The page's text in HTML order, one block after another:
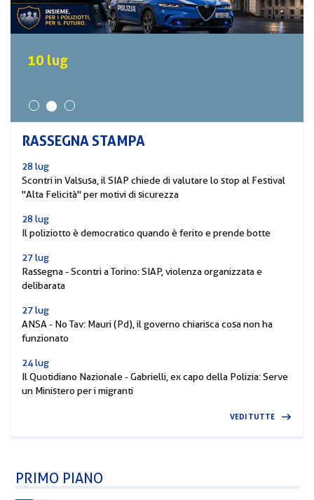
PREVIDENZA
CONVENZIONI
DIRIGENZIALE
COMUNICATI
CIRCOLARI
CORSI
MOBILITÀ
10 lug
RASSEGNA STAMPA
28 lug
Scontri in Valsusa, il SIAP chiede di valutare lo stop al Festival
"Alta Felicità" per motivi di sicurezza
28 lug
Il poliziotto è democratico quando è ferito e prende botte
27 lug
Rassegna - Scontri a Torino: SIAP, violenza organizzata e
delibarata
27 lug
ANSA - No Tav: Mauri (Pd), il governo chiarisca cosa non ha
funzionato
24 lug
Il Quotidiano Nazionale - Gabrielli, ex capo della Polizia: Serve
un Ministero per i migranti
VEDI TUTTE
PRIMO PIANO